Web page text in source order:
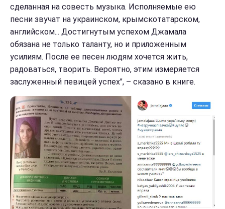
сделанная на совесть музыка. Исполняемые ею
песни звучат на украинском, крымскотатарском,
английском... Достигнутым успехом Джамала
обязана не только таланту, но и приложенным
усилиям. После ее песен людям хочется жить,
радоваться, творить. Вероятно, этим измеряется
заслуженный певицей успех", – сказано в книге.